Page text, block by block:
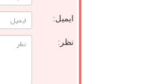
ایمیل:
نظر: